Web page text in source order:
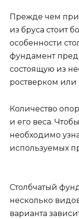
Прежде чем
из бруса стоит
особенности
фундамент
состоящую из
ростверком
Количество
и его веса.
необходимо
используемых
Столбчатый
несколько
варианта